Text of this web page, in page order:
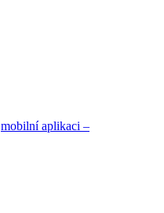
mobilní aplikaci –